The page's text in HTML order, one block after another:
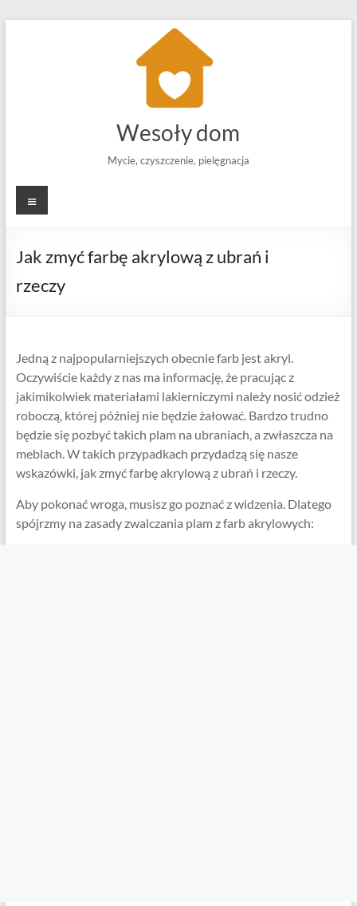
Wesoły dom
Mycie, czyszczenie, pielęgnacja
Menu
Jak zmyć farbę akrylową z ubrań i
rzeczy
Jedną z najpopularniejszych obecnie farb jest akryl.
Oczywiście każdy z nas ma informację, że pracując z
jakimikolwiek materiałami lakierniczymi należy nosić odzież
roboczą, której później nie będzie żałować. Bardzo trudno
będzie się pozbyć takich plam na ubraniach, a zwłaszcza na
meblach. W takich przypadkach przydadzą się nasze
wskazówki, jak zmyć farbę akrylową z ubrań i rzeczy.
Aby pokonać wroga, musisz go poznać z widzenia. Dlatego
spójrzmy na zasady zwalczania plam z farb akrylowych: